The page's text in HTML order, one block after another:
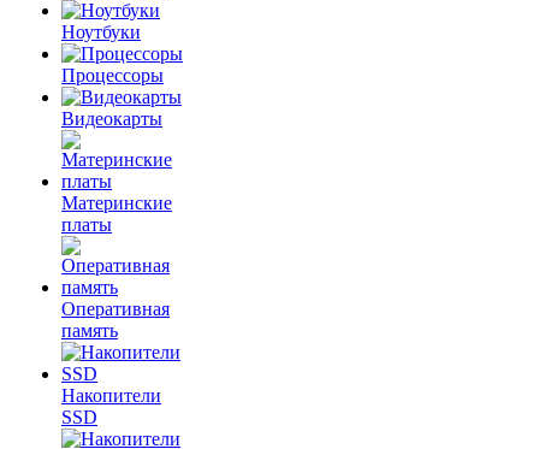
Ноутбуки
Процессоры
Видеокарты
Материнские
платы
Оперативная
память
Накопители
SSD